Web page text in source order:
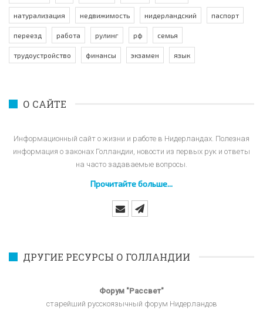
натурализация недвижимость нидерландский паспорт
переезд работа рулинг рф семья
трудоустройство финансы экзамен язык
О САЙТЕ
Информационный сайт о жизни и работе в Нидерландах. Полезная
информация о законах Голландии, новости из первых рук и ответы
на часто задаваемые вопросы.
Прочитайте больше...
ДРУГИЕ РЕСУРСЫ О ГОЛЛАНДИИ
Форум "Рассвет"
старейший русскоязычный форум Нидерландов